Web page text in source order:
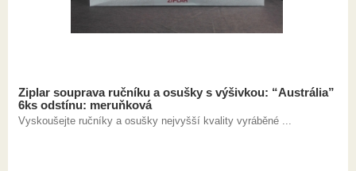
Ziplar souprava ručníku a osušky s výšivkou: “Austrália”
6ks odstínu: meruňková
Vyskoušejte ručníky a osušky nejvyšší kvality vyráběné ...